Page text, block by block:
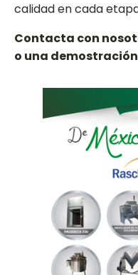
calidad en cada
Contacta con
o una